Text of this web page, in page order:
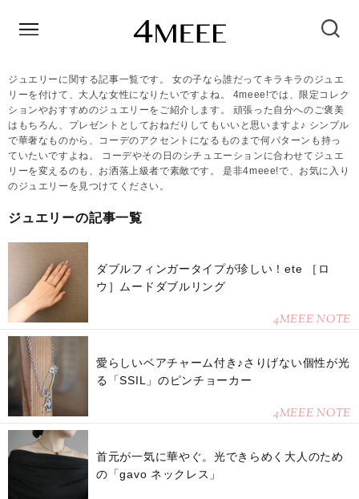
ジュエリーに関する記事一覧です。 女の子なら誰だってキラキラのジュエ
リーを付けて、大人な女性になりたいですよね。 4meee!では、限定コレク
ションやおすすめのジュエリーをご紹介します。 頑張った自分へのご褒美
はもちろん、プレゼントとしておねだりしてもいいと思いますよ♪ シンプル
で華奢なものから、コーデのアクセントになるものまで何パターンも持っ
ていたいですよね。 コーデやその日のシチュエーションに合わせてジュエ
リーを変えるのも、お洒落上級者で素敵です。 是非4meee!で、お気に入り
のジュエリーを見つけてください。
ジュエリーの記事一覧
ダブルフィンガータイプが珍しい！ete ［ロ
ウ］ムードダブルリング
4MEEE NOTE
愛らしいベアチャーム付き♪さりげない個性が光
る「SSIL」のピンチョーカー
4MEEE NOTE
首元が一気に華やぐ。光できらめく大人のため
の「gavo ネックレス」